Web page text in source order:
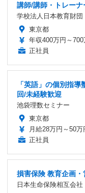
講師/講師・トレーナ
学校法人日本教育財団
東京都
年収400万円～700
正社員
「英語」の個別指
回/未経験歓迎
池袋理数セミナー
東京都
月給28万円～50万
正社員
損害保険 教育企画
日本生命保険相互会社